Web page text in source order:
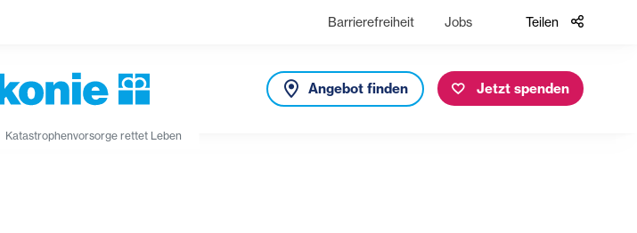
Barrierefreiheit Jobs Teilen
Angebot finden Jetzt spenden
Katastrophenvorsorge rettet Leben